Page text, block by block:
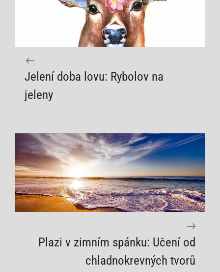
Jelení doba lovu: Rybolov na
jeleny
Plazi v zimním spánku: Učení od
chladnokrevných tvorů